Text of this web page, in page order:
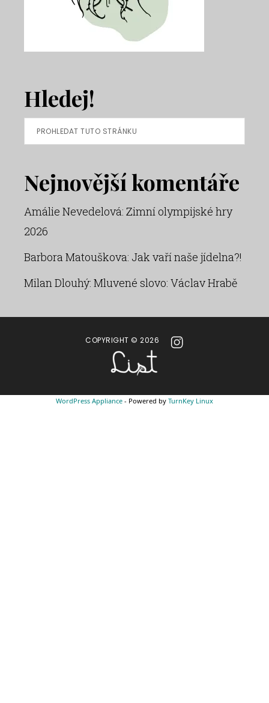
Hledej!
Prohledat
tuto
Nejnovější komentáře
Amálie Nevedelová: Zimní olympijské hry
2026
Barbora Matouškova: Jak vaří naše jídelna?!
Milan Dlouhý: Mluvené slovo: Václav Hrabě
COPYRIGHT © 2026
WordPress Appliance - Powered by TurnKey Linux